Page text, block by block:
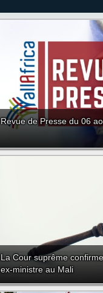
Revue de Presse du 06
La Cour suprême
ex-ministre au Mali